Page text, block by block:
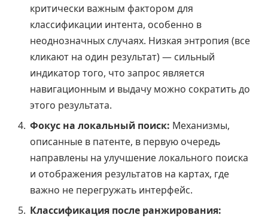
критически важным фактором для
классификации интента, особенно в
неоднозначных случаях. Низкая энтропия (все
кликают на один результат) — сильный
индикатор того, что запрос является
навигационным и выдачу можно сократить до
этого результата.
Фокус на локальный поиск: Механизмы,
описанные в патенте, в первую очередь
направлены на улучшение локального поиска
и отображения результатов на картах, где
важно не перегружать интерфейс.
Классификация после ранжирования: